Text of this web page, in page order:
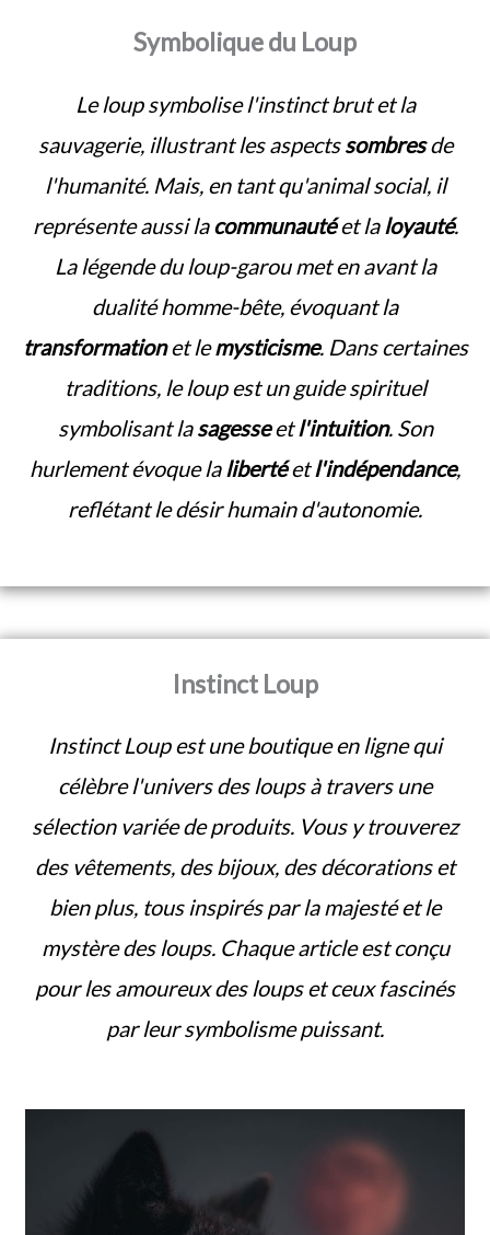
Symbolique du Loup
Le loup symbolise l'instinct brut et la
sauvagerie, illustrant les aspectssombresde
l'humanité. Mais, en tant qu'animal social, il
représente aussi lacommunautéet la loyauté.
La légende du loup-garou met en avant la
dualité homme-bête, évoquant la
transformationet lemysticisme. Dans certaines
traditions, le loup est un guide spirituel
symbolisant lasagesseetl'intuition. Son
hurlement évoque la libertéetl'indépendance,
reflétant le désir humain d'autonomie.
Instinct Loup
Instinct Loup est une boutique en ligne qui
célèbre l'univers des loups à travers une
sélection variée de produits. Vous y trouverez
des vêtements, des bijoux, des décorations et
bien plus, tous inspirés par la majesté et le
mystère des loups. Chaque article est conçu
pour les amoureux des loups et ceux fascinés
par leur symbolisme puissant.